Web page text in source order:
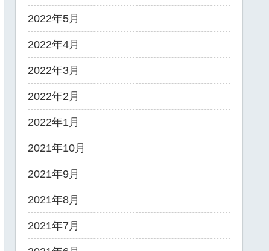
2022年5月
2022年4月
2022年3月
2022年2月
2022年1月
2021年10月
2021年9月
2021年8月
2021年7月